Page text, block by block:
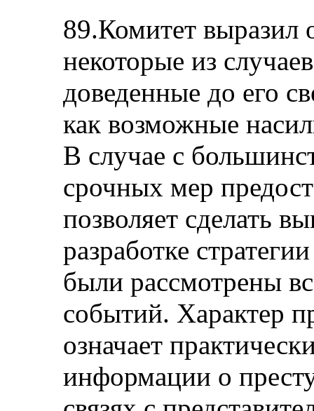
89.Комитет выразил
некоторые из
доведенные до его
как возможные
В случае с
срочных мер
позволяет сделать
разработке
были рассмотрены
событий. Характер
означает
информации о